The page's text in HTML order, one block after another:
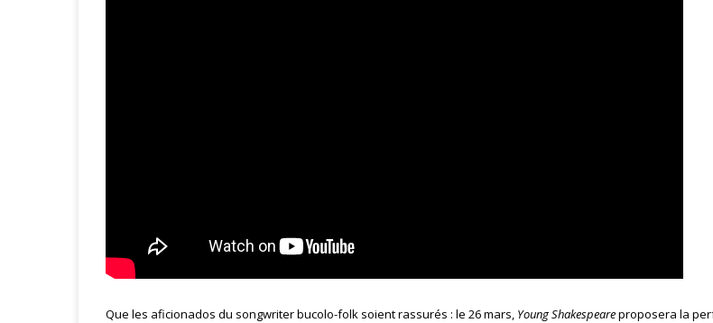
Que les aficionados du songwriter bucolo-folk soient rassurés : le 26 mars, Young Shakespeareproposera la